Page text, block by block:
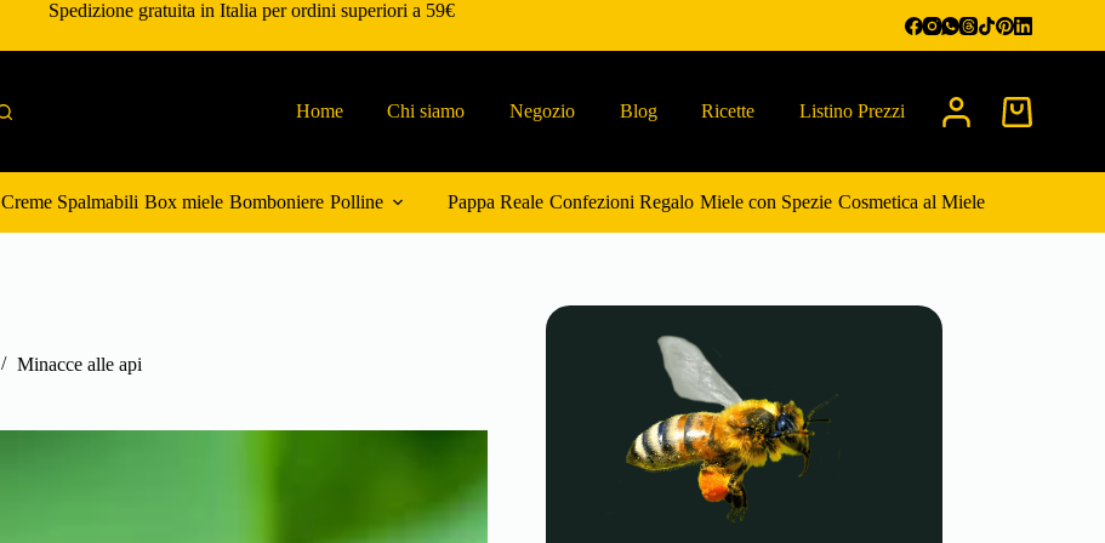
Spedizione gratuita in Italia per ordini superiori a 59€
Home Chi siamo Negozio Blog Ricette Listino Prezzi Carrello
Creme Spalmabili Box miele Bomboniere Polline Pappa Reale Confezioni Regalo Miele con Spezie Cosmetica al Miele
Minacce alle api